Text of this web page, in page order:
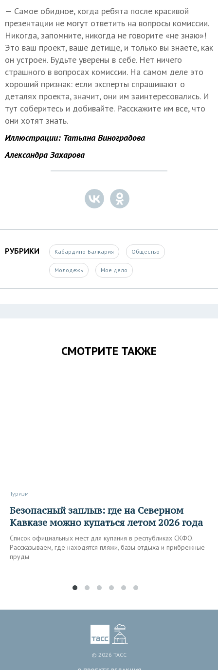
— Самое обидное, когда ребята после красивой
презентации не могут ответить на вопросы комиссии.
Никогда, запомните, никогда не говорите «не знаю»!
Это ваш проект, ваше детище, и только вы знаете, как
он устроен. Будьте уверены в себе. Нет ничего
страшного в вопросах комиссии. На самом деле это
хороший признак: если эксперты спрашивают о
деталях проекта, значит, они им заинтересовались. И
тут соберитесь и добивайте. Расскажите им все, что
они хотят знать.
Иллюстрации: Татьяна Виноградова
Александра Захарова
РУБРИКИ Кабардино-Балкария Общество
Молодежь Мое дело
СМОТРИТЕ ТАКЖЕ
Туризм
Безопасный заплыв: где на Северном
Кавказе можно купаться летом 2026 года
Список официальных мест для купания в республиках СКФО.
Рассказываем, где находятся пляжи, базы отдыха и прибрежные
пруды
© 2026 ТАСС